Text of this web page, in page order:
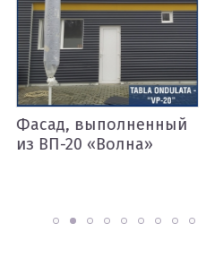
Фасад, выполненный
из ВП-20 «Волна»